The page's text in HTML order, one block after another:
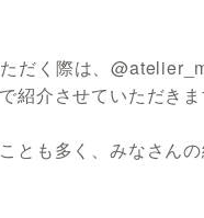
だく際は、
紹介させていただきま
とも多く、みなさん